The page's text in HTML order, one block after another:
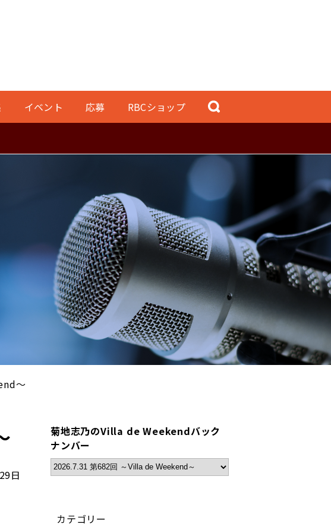
イベント 応募 RBCショップ
～
日
菊地志乃のVilla de Weekendバック
ナンバー
カテゴリー